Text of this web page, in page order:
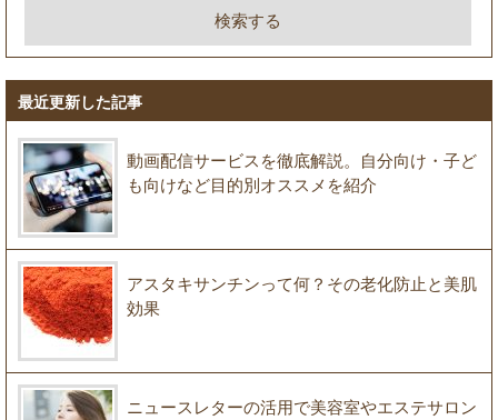
最近更新した記事
動画配信サービスを徹底解説。自分向け・子ど
も向けなど目的別オススメを紹介
アスタキサンチンって何？その老化防止と美肌
効果
ニュースレターの活用で美容室やエステサロン